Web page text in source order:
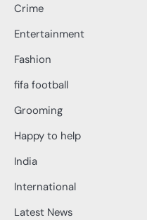
Crime
Entertainment
Fashion
fifa football
Grooming
Happy to help
India
International
Latest News